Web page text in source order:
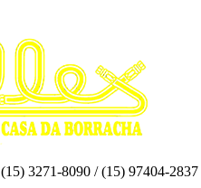
(15) 3271-8090 / (15) 97404-2837